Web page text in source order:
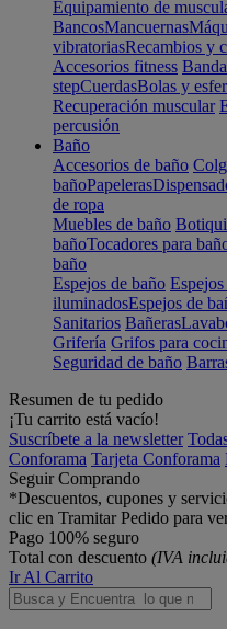
Equipamiento de
BancosMancuernas
vibratoriasRecambios y
Accesorios fitness
stepCuerdasBolas y
Recuperación muscular
percusión
Baño
Accesorios de baño
bañoPapeleras
de ropa
Muebles de baño
bañoTocadores para
baño
Espejos de baño
iluminadosEspejos de
Sanitarios Bañeras
Grifería Grifos para
Seguridad de baño
Resumen de tu pedido
¡Tu carrito está vacío!
Suscríbete a la newsletter
Conforama Tarjeta Conforama
Seguir Comprando
*Descuentos, cupones y
clic en Tramitar Pedido para
Pago 100% seguro
Total con descuento (IVA
Ir Al Carrito